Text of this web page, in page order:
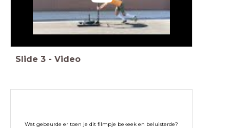
Slide 3 - Video
Wat gebeurde er toen je dit filmpje bekeek en beluisterde?